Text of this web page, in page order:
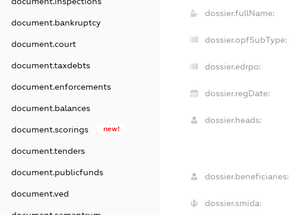
document.bankruptcy
document.court
document.taxdebts
document.enforcements
document.balances
document.scorings new!
document.tenders
document.publicfunds
document.ved
dossier.fullName:
dossier.opfSubType:
dossier.edrpo:
dossier.regDate:
dossier.heads:
dossier.beneficiaries:
dossier.smida: